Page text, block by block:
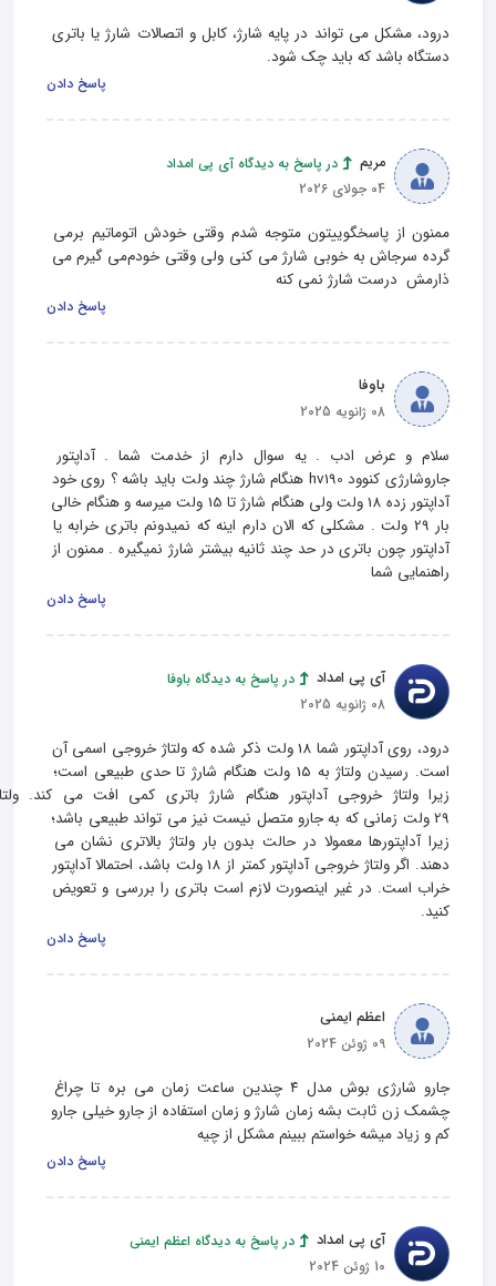
درود، مشکل می تواند در پایه شارژ، کابل و اتصالات شارژ یا باتری
دستگاه باشد که باید چک شود.
پاسخ دادن
مریم
در پاسخ به دیدگاه آی پی امداد
04 جولای 2026
ممنون از پاسخگوییتون متوجه شدم وقتی خودش اتوماتیم برمی
گرده سرجاش به خوبی شارژ می کنی ولی وقتی خودم‌می گیرم می
ذارمش  درست شارژ نمی کنه
پاسخ دادن
باوفا
08 ژانویه 2025
سلام و عرض ادب . یه سوال دارم از خدمت شما . آداپتور
جاروشارژی کنوود hv190 هنگام شارژ چند ولت باید باشه ؟ روی خود
آداپتور زده 18 ولت ولی هنگام شارژ تا 15 ولت میرسه و هنگام خالی
بار 29 ولت . مشکلی که الان دارم اینه که نمیدونم باتری خرابه یا
آداپتور چون باتری در حد چند ثانیه بیشتر شارژ نمیگیره . ممنون از
راهنمایی شما
پاسخ دادن
آی پی امداد
در پاسخ به دیدگاه باوفا
08 ژانویه 2025
درود، روی آداپتور شما 18 ولت ذکر شده که ولتاژ خروجی اسمی آن
است. رسیدن ولتاژ به 15 ولت هنگام شارژ تا حدی طبیعی است؛
زیرا ولتاژ خروجی آداپتور هنگام شارژ باتری کمی
29 ولت زمانی که به جارو متصل نیست نیز می‌ تواند طبیعی باشد؛
دهند. اگر ولتاژ خروجی آداپتور کمتر از 18 ولت باشد، احتمالا آداپتور
خراب است. در غیر اینصورت لازم است باتری را بررسی و تعویض
کنید.
پاسخ دادن
اعظم ایمنی
09 ژوئن 2024
جارو شارژی بوش مدل ۴ چندین ساعت زمان می بره تا چراغ
چشمک زن ثابت بشه زمان شارژ و زمان استفاده از جارو خیلی جارو
کم و زیاد میشه خواستم ببینم مشکل از چیه
پاسخ دادن
آی پی امداد
در پاسخ به دیدگاه اعظم ایمنی
10 ژوئن 2024